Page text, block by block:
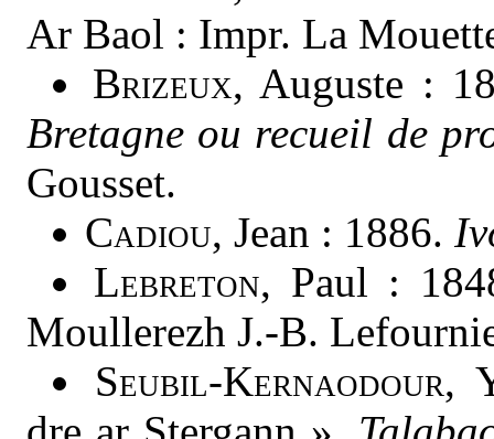
Ar Baol : Impr. La
Brizeux, Auguste :
Bretagne ou recueil de
Gousset.
Cadiou, Jean : 1886.
Lebreton, Paul :
Moullerezh J.-B.
Seubil-Kernaodour,